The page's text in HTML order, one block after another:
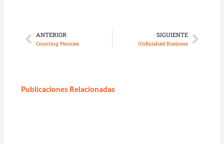
AntANTERIOR
Counting Pennies
SIGUIENTE
Unfinished Business
Publicaciones Relacionadas